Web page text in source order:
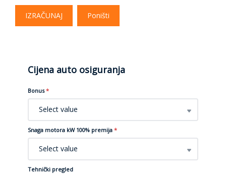
IZRAČUNAJ Poništi
Cijena auto osiguranja
Bonus *
Select value
Snaga motora kW 100% premija *
Select value
Tehnički pregled